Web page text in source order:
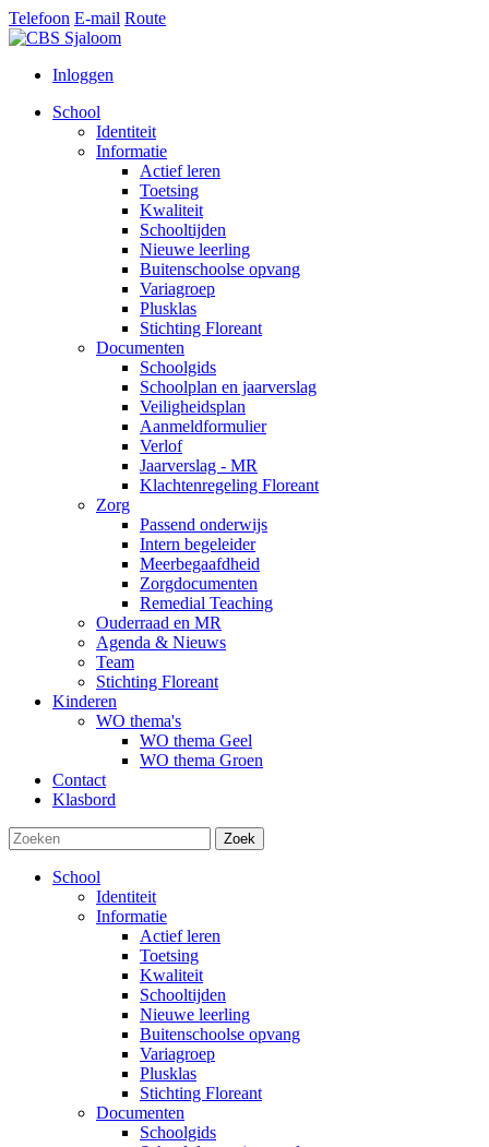
Telefoon E-mail Route
Inloggen
School
Identiteit
Informatie
Actief leren
Toetsing
Kwaliteit
Schooltijden
Nieuwe leerling
Buitenschoolse opvang
Variagroep
Plusklas
Stichting Floreant
Documenten
Schoolgids
Schoolplan en jaarverslag
Veiligheidsplan
Aanmeldformulier
Verlof
Jaarverslag - MR
Klachtenregeling Floreant
Zorg
Passend onderwijs
Intern begeleider
Meerbegaafdheid
Zorgdocumenten
Remedial Teaching
Ouderraad en MR
Agenda & Nieuws
Team
Stichting Floreant
Kinderen
WO thema's
WO thema Geel
WO thema Groen
Contact
Klasbord
Zoek
School
Identiteit
Informatie
Actief leren
Toetsing
Kwaliteit
Schooltijden
Nieuwe leerling
Buitenschoolse opvang
Variagroep
Plusklas
Stichting Floreant
Documenten
Schoolgids